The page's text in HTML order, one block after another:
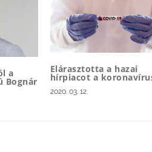
a
Bognár
Elárasztotta a hazai
hírpiacot a
2020. 03. 12.